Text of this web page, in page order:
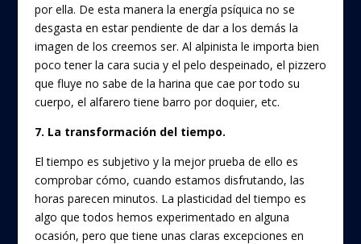
por ella. De esta manera la energía psíquica no se
desgasta en estar pendiente de dar a los demás la
imagen de los creemos ser. Al alpinista le importa bien
poco tener la cara sucia y el pelo despeinado, el pizzero
que fluye no sabe de la harina que cae por todo su
cuerpo, el alfarero tiene barro por doquier, etc.
7. La transformación del tiempo.
El tiempo es subjetivo y la mejor prueba de ello es
comprobar cómo, cuando estamos disfrutando, las
horas parecen minutos. La plasticidad del tiempo es
algo que todos hemos experimentado en alguna
ocasión, pero que tiene unas claras excepciones en